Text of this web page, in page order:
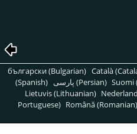
български (Bulgarian) Català
(Spanish)
پارسی (Persian) Suomi
Lietuvis (Lithuanian)
Portuguese) Română (Romanian)